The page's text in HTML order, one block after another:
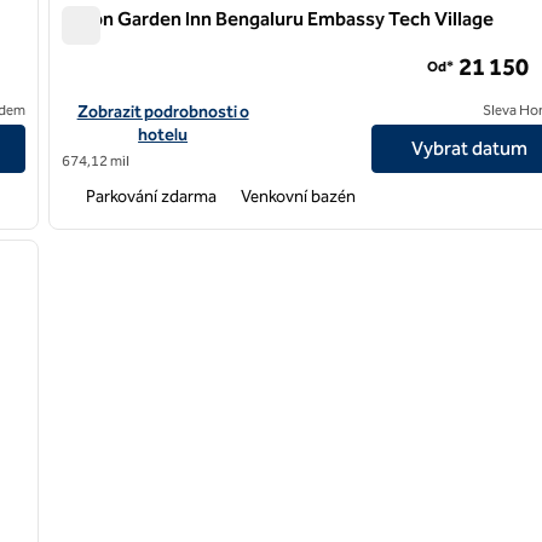
Hilton Garden Inn Bengaluru Embassy Tech Village
Zobrazit podrobnosti o hotelu Hilton Garden Inn Bengaluru
Zobrazit podrobnosti o
hotelu
674,12 mil
Od* 21 150
Sleva
Vybrat datum
Parkování zdarma Venkovní bazén
další obrázek